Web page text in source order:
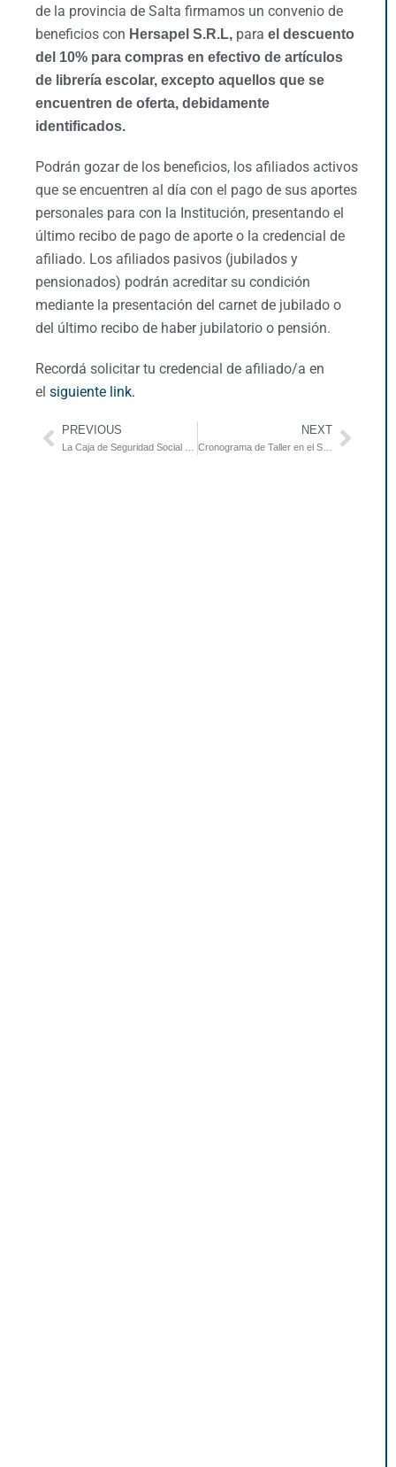
de la provincia de Salta firmamos un convenio de
beneficios con Hersapel S.R.L, para el descuento
del 10% para compras en efectivo de artículos
de librería escolar, excepto aquellos que se
encuentren de oferta, debidamente
identificados.
Podrán gozar de los beneficios, los afiliados activos
que se encuentren al día con el pago de sus aportes
personales para con la Institución, presentando el
último recibo de pago de aporte o la credencial de
afiliado. Los afiliados pasivos (jubilados y
pensionados) podrán acreditar su condición
mediante la presentación del carnet de jubilado o
del último recibo de haber jubilatorio o pensión.
Recordá solicitar tu credencial de afiliado/a en
el siguiente link.
PREVIOUS
La Caja de Seguridad Social para Abogados establece un nuevo régimen para el beneficio de Pago Diferido
NEXT
Cronograma de Taller en el SUM